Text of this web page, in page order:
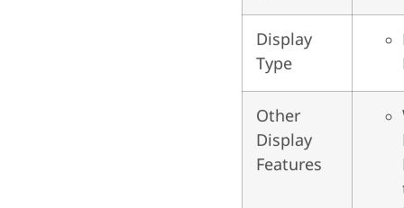
Display
Type
Other
Display
Features